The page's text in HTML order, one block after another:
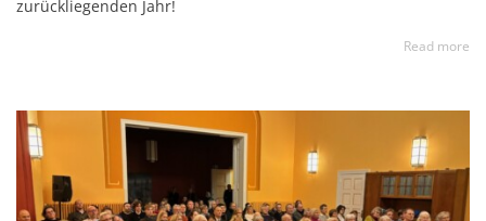
zurückliegenden Jahr!
Read more